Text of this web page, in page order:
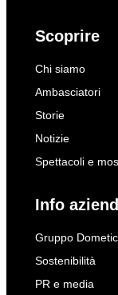
Scoprire
Chi siamo
Ambasciatori
Storie
Notizie
Spettacoli e
Info
Gruppo Dometic
Sostenibilità
PR e media